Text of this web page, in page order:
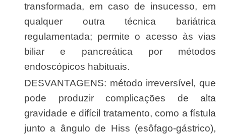
transformada, em caso de insucesso, em
qualquer outra técnica bariátrica
regulamentada; permite o acesso às vias
biliar e pancreática por métodos
endoscópicos habituais.
DESVANTAGENS: método irreversível, que
pode produzir complicações de alta
gravidade e difícil tratamento, como a fístula
junto a ângulo de Hiss (esôfago-gástrico),